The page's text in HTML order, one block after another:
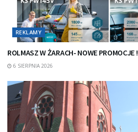
REKLAMY
ROLMASZ W ŻARACH- NOWE PROMOCJE !
6 SIERPNIA 2026